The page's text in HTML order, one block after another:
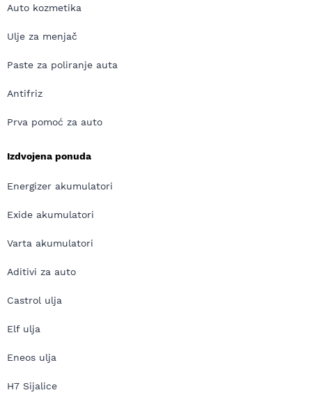
Auto kozmetika
Ulje za menjač
Paste za poliranje auta
Antifriz
Prva pomoć za auto
Izdvojena ponuda
Energizer akumulatori
Exide akumulatori
Varta akumulatori
Aditivi za auto
Castrol ulja
Elf ulja
Eneos ulja
H7 Sijalice